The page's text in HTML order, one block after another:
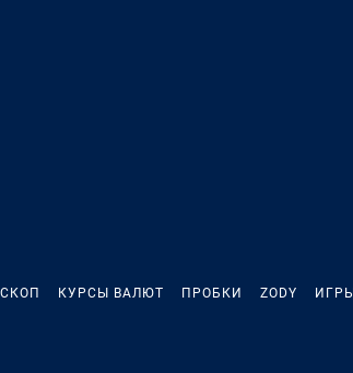
КУРСЫ ВАЛЮТ ПРОБКИ ZODY ИГРЫ